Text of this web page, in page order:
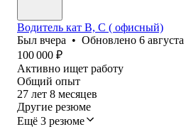
Водитель кат В, С ( офисный)
Был вчера • Обновлено 6 августа
100 000 ₽
Активно ищет работу
Общий опыт
27 лет 8 месяцев
Другие резюме
Ещё 3 резюме